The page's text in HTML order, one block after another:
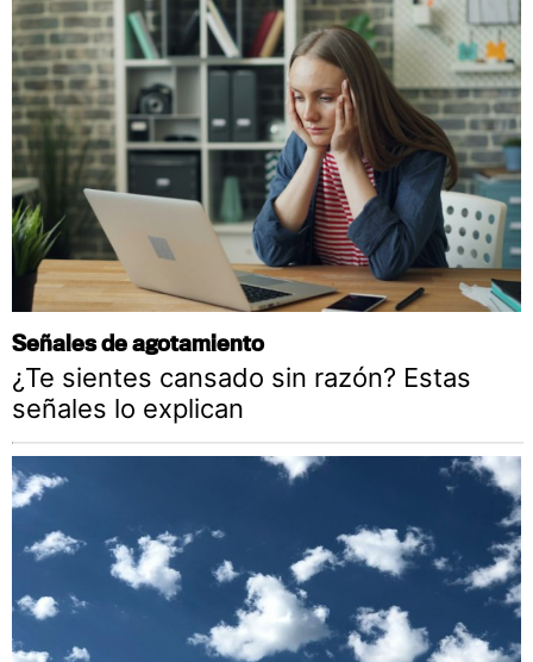
Señales de agotamiento
¿Te sientes cansado sin razón? Estas
señales lo explican